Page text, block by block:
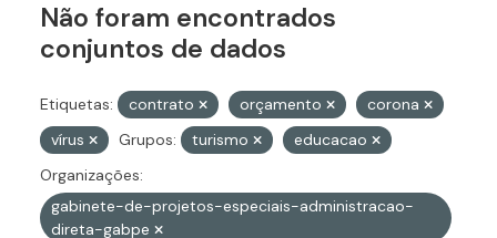
Não foram encontrados
conjuntos de dados
Etiquetas: contrato orçamento
corona
vírus
Grupos: turismo
educacao
Organizações:
gabinete-de-projetos-especiais-administracao-
direta-gabpe